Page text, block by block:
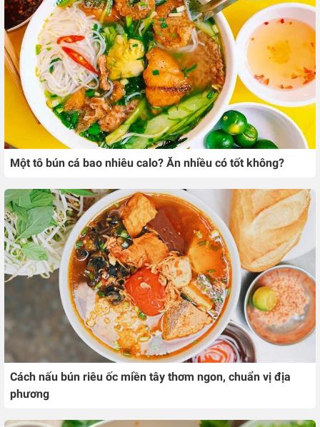
Một tô bún cá bao nhiêu calo? Ăn nhiều có tốt không?
Cách nấu bún riêu ốc miền tây thơm ngon, chuẩn vị địa
phương